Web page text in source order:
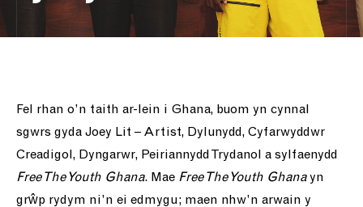
partneriaid & chleientiaid
pobl
newyddion
siop
Fel rhan o’n taith ar-lein i Ghana, buom yn cynnal
sgwrs gyda Joey Lit – Artist, Dylunydd, Cyfarwyddwr
Creadigol, Dyngarwr, Peiriannydd Trydanol a sylfaenydd
Free The Youth Ghana. Mae Free The Youth Ghanayn
grŵp rydym ni’n ei edmygu; maen nhw’n arwain y